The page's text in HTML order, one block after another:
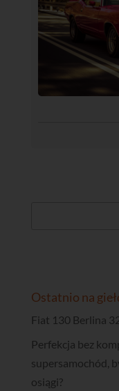
Ostatnio na
Fiat 130 Berlina
Perfekcja bez
supersamochód,
osiągi?